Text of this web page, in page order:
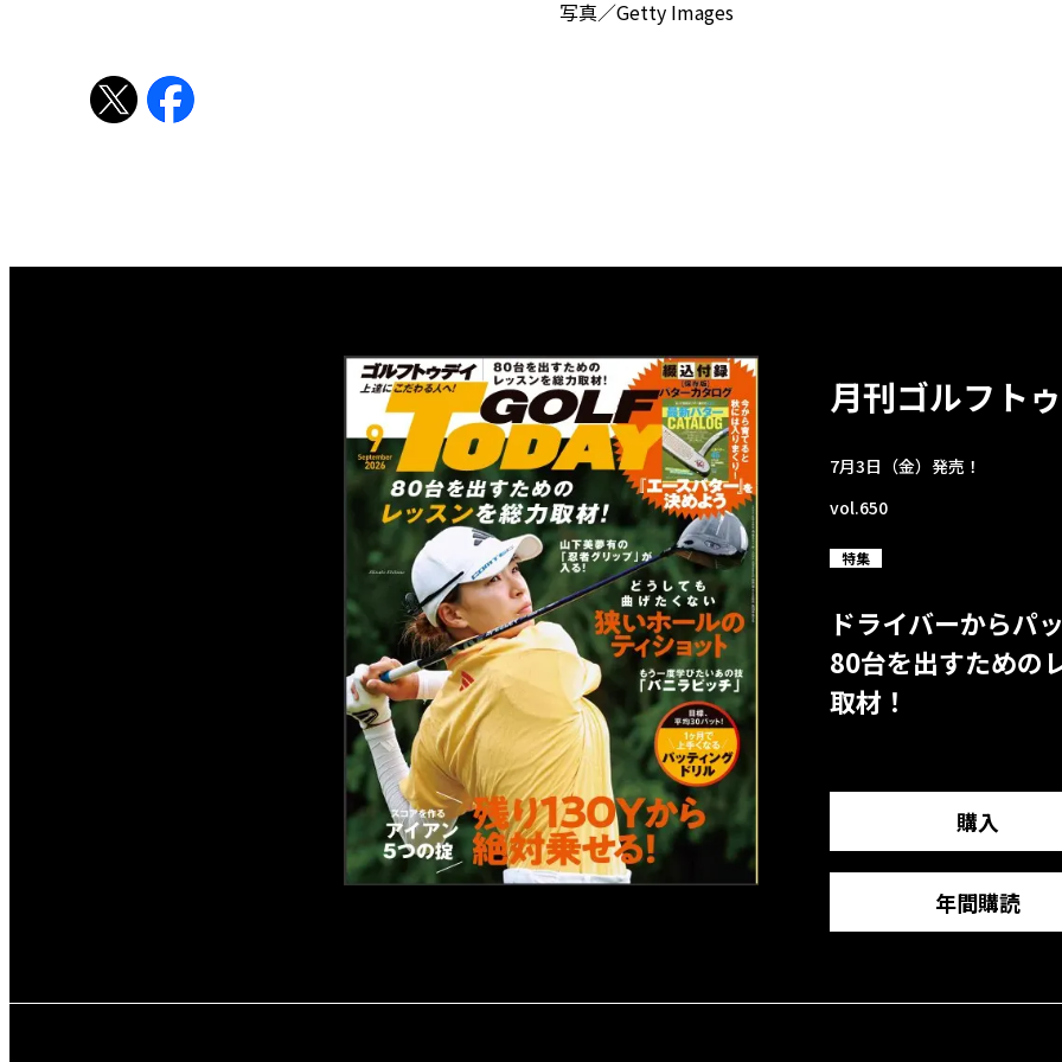
写真／Getty Images
月刊ゴルフト
7月3日（金）発売！
vol.650
特集
ドライバーからパ
80台を出すための
取材！
購入
年間購読